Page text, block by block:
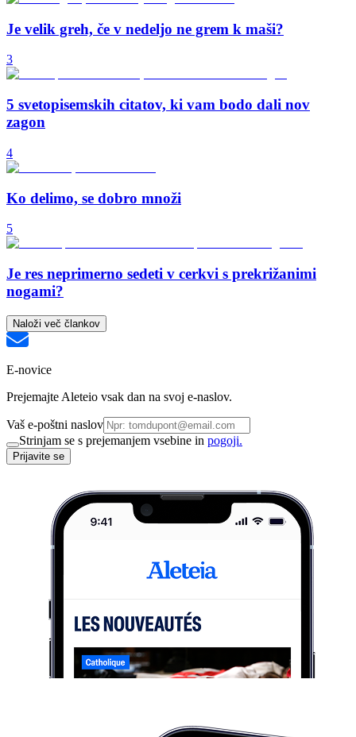
Je velik greh, če v nedeljo ne grem k maši?
3
5 svetopisemskih citatov, ki vam bodo dali nov
zagon
4
Ko delimo, se dobro množi
5
Je res neprimerno sedeti v cerkvi s prekrižanimi
nogami?
Naloži več člankov
E-novice
Prejemajte Aleteio vsak dan na svoj e-naslov.
Vaš e-poštni naslov
Strinjam se s prejemanjem vsebine in pogoji.
Prijavite se